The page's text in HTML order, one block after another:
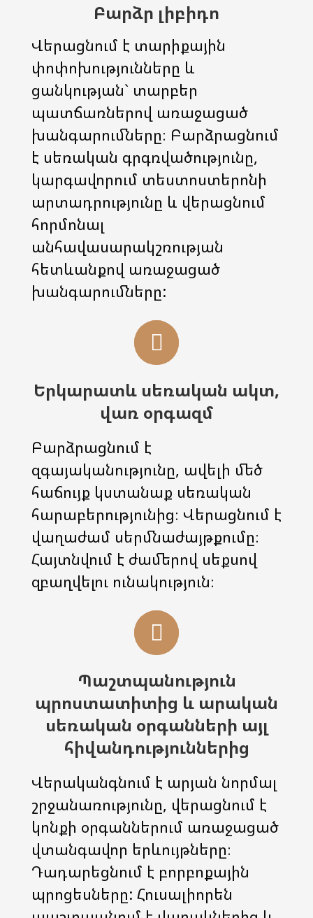
Բարձր լիբիդո
Վերացնում է տարիքային
փոփոխությունները և
ցանկության` տարբեր
պատճառներով առաջացած
խանգարումները։ Բարձրացնում
է սեռական գրգռվածությունը,
կարգավորում տեստոստերոնի
արտադրությունը և վերացնում
հորմոնալ
անհավասարակշռության
հետևանքով առաջացած
խանգարումները:
Երկարատև սեռական ակտ,
վառ օրգազմ
Բարձրացնում է
զգայականությունը, ավելի մեծ
հաճույք կստանաք սեռական
հարաբերությունից։ Վերացնում է
վաղաժամ սերմնաժայթքումը։
Հայտնվում է ժամերով սեքսով
զբաղվելու ունակություն։
Պաշտպանություն
պրոստատիտից և արական
սեռական օրգանների այլ
հիվանդություններից
Վերականգնում է արյան նորմալ
շրջանառությունը, վերացնում է
կոնքի օրգաններում առաջացած
վտանգավոր երևույթները։
Դադարեցնում է բորբոքային
պրոցեսները: Հուսալիորեն